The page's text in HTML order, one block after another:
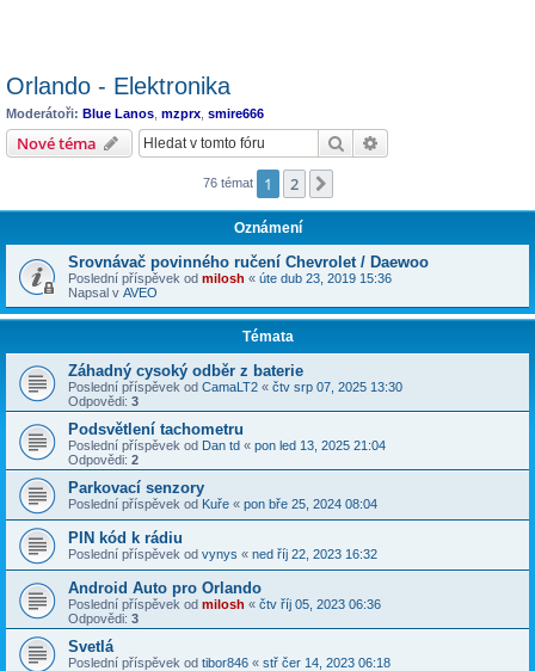
Orlando - Elektronika
Moderátoři: Blue Lanos mzprx smire666
Nové téma Hledat
76 témat 1 2
Oznámení
Srovnávač povinného ručení Chevrolet / Daewoo
Poslední příspěvek od milosh « úte dub 23, 2019 15:36
Napsal v AVEO
Témata
Záhadný cysoký odběr z baterie
Poslední příspěvek od CamaLT2 « čtv srp 07, 2025 13:30
Odpovědi: 3
Podsvětlení tachometru
Poslední příspěvek od Dan td « pon led 13, 2025 21:04
Odpovědi: 2
Parkovací senzory
Poslední příspěvek od Kuře « pon bře 25, 2024 08:04
PIN kód k rádiu
Poslední příspěvek od vynys « ned říj 22, 2023 16:32
Android Auto pro Orlando
Poslední příspěvek od milosh « čtv říj 05, 2023 06:36
Odpovědi: 3
Svetlá
Poslední příspěvek od tibor846 « stř čer 14, 2023 06:18